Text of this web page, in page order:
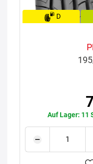
D
Auf Lager: 11